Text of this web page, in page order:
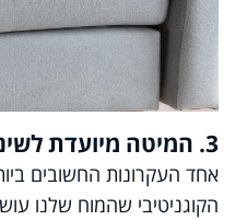
3. המיטה מיועדת לשינה - לא לעבודה
אחד העקרונות החשובים
הקוגניטיבי שהמוח שלנו